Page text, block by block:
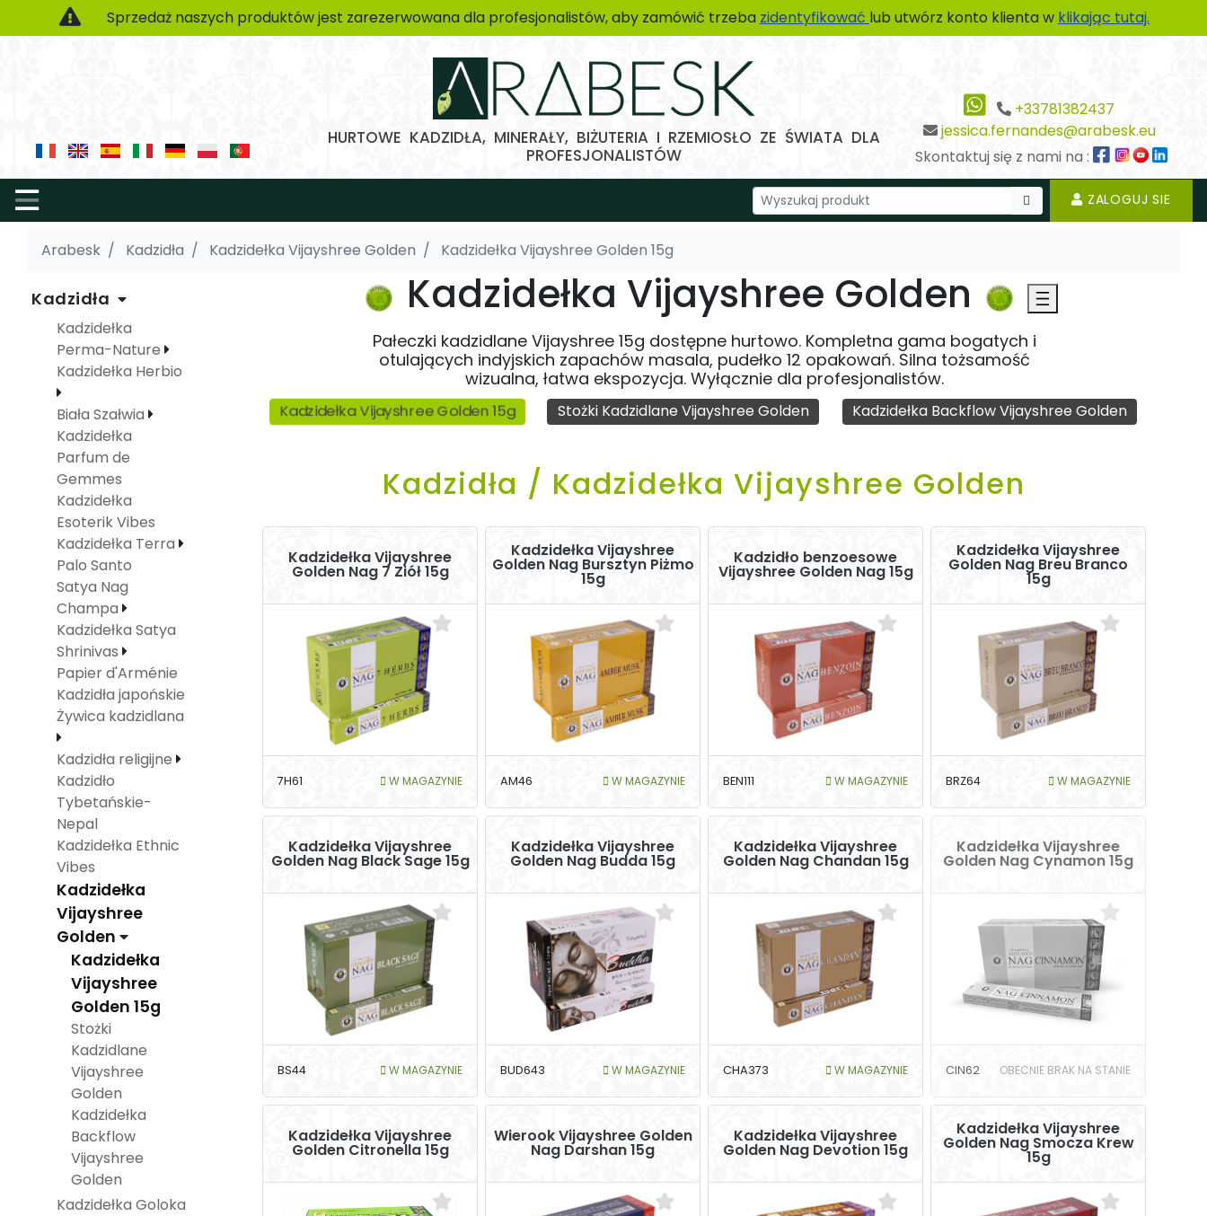
Sprzedaż naszych produktów jest zarezerwowana dla profesjonalistów, aby zamówić trzeba zidentyfikować lub utwórz konto klienta w klikając tutaj.
HURTOWE KADZIDŁA, MINERAŁY, BIŻUTERIA I RZEMIOSŁO ZE ŚWIATA DLA
PROFESJONALISTÓW
+33781382437
jessica.fernandes@arabesk.eu
Skontaktuj się z nami na :
ZALOGUJ SIE
Arabesk Kadzidła Kadzidełka Vijayshree Golden Kadzidełka Vijayshree Golden 15g
Kadzidła
Kadzidełka
Perma-Nature
Kadzidełka Herbio
Biała Szałwia
Kadzidełka
Parfum de
Gemmes
Kadzidełka
Esoterik Vibes
Kadzidełka Terra
Palo Santo
Satya Nag
Champa
Kadzidełka Satya
Shrinivas
Papier d'Arménie
Kadzidła japońskie
Żywica kadzidlana
Kadzidła religijne
Kadzidło
Tybetańskie-
Nepal
Kadzidełka Ethnic
Vibes
Kadzidełka
Vijayshree
Golden
Kadzidełka
Vijayshree
Golden 15g
Stożki
Kadzidlane
Vijayshree
Golden
Kadzidełka
Backflow
Vijayshree
Golden
Kadzidełka Goloka
Kadzidełka Vijayshree Golden
Pałeczki kadzidlane Vijayshree 15g dostępne hurtowo. Kompletna gama bogatych i
otulających indyjskich zapachów masala, pudełko 12 opakowań. Silna tożsamość
wizualna, łatwa ekspozycja. Wyłącznie dla profesjonalistów.
Kadzidełka Vijayshree Golden 15g Stożki Kadzidlane Vijayshree Golden Kadzidełka Backflow Vijayshree Golden
Kadzidła / Kadzidełka Vijayshree Golden
Kadzidełka Vijayshree
Golden Nag 7 Ziół 15g
7H61 W MAGAZYNIE
Kadzidełka Vijayshree
Golden Nag Bursztyn Piżmo
15g
AM46 W MAGAZYNIE
Kadzidło benzoesowe
Vijayshree Golden Nag 15g
BEN111 W MAGAZYNIE
Kadzidełka Vijayshree
Golden Nag Breu Branco
15g
BRZ64 W MAGAZYNIE
Kadzidełka Vijayshree
Golden Nag Black Sage 15g
BS44 W MAGAZYNIE
Kadzidełka Vijayshree
Golden Nag Budda 15g
BUD643 W MAGAZYNIE
Kadzidełka Vijayshree
Golden Nag Chandan 15g
CHA373 W MAGAZYNIE
Kadzidełka Vijayshree
Golden Nag Cynamon 15g
CIN62 OBECNIE BRAK NA STANIE
Kadzidełka Vijayshree
Golden Citronella 15g
Wierook Vijayshree Golden
Nag Darshan 15g
Kadzidełka Vijayshree
Golden Nag Devotion 15g
Kadzidełka Vijayshree
Golden Nag Smocza Krew
15g